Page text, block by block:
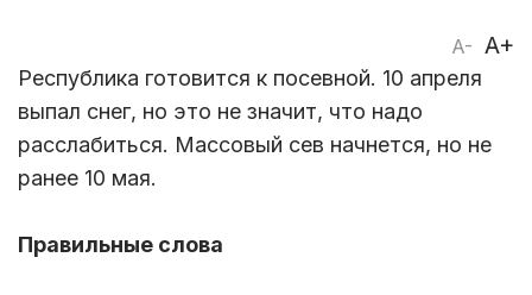
A- A+
Республика готовится к посевной. 10 апреля
выпал снег, но это не значит, что надо
расслабиться. Массовый сев начнется, но не
ранее 10 мая.
Правильные слова